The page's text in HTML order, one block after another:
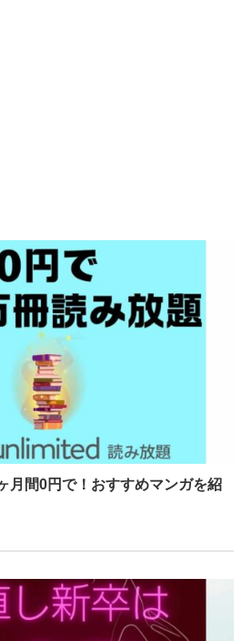
月間0円で！おすすめマンガを紹